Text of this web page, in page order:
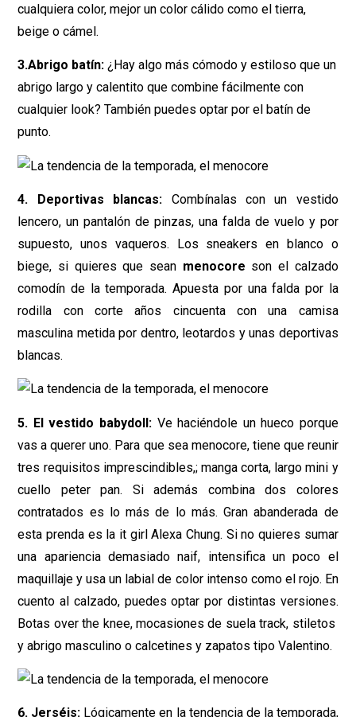
cualquiera color, mejor un color cálido como el tierra,
beige o cámel.
3.Abrigo batín:¿Hay algo más cómodo y estiloso que un
abrigo largo y calentito que combine fácilmente con
cualquier look? También puedes optar por el batín de
punto.
4. Deportivas blancas: Combínalas con un vestido
lencero, un pantalón de pinzas, una falda de vuelo y por
supuesto, unos vaqueros. Los sneakers en blanco o
biege, si quieres que sean menocore son el calzado
comodín de la temporada. Apuesta por una falda por la
rodilla con corte años cincuenta con una camisa
masculina metida por dentro, leotardos y unas deportivas
blancas.
5. El vestido babydoll: Ve haciéndole un hueco porque
vas a querer uno. Para que sea menocore, tiene que reunir
tres requisitos imprescindibles,; manga corta, largo mini y
cuello peter pan. Si además combina dos colores
contratados es lo más de lo más. Gran abanderada de
esta prenda es la it girl Alexa Chung. Si no quieres sumar
una apariencia demasiado naif, intensifica un poco el
maquillaje y usa un labial de color intenso como el rojo. En
cuento al calzado, puedes optar por distintas versiones.
Botas over the knee, mocasiones de suela track, stiletos
y abrigo masculino o calcetines y zapatos tipo Valentino.
6. Jerséis: Lógicamente en la tendencia de la temporada,